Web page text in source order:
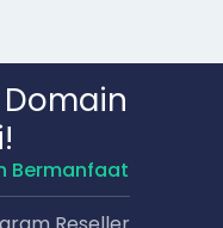
Bermanfaat